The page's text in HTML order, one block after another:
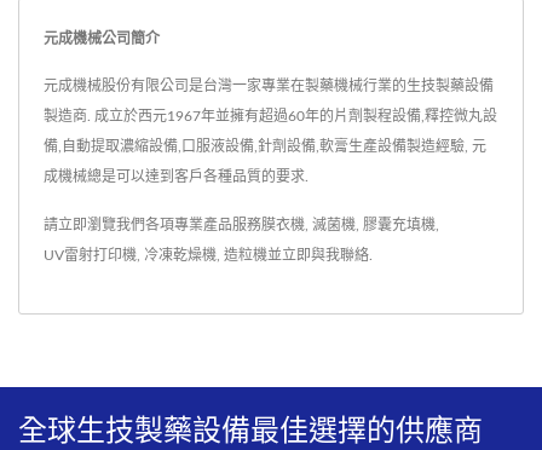
元成機械公司簡介
元成機械股份有限公司是台灣一家專業在製藥機械行業的生技製藥設備
製造商. 成立於西元1967年並擁有超過60年的片劑製程設備,釋控微丸設
備,自動提取濃縮設備,口服液設備,針劑設備,軟膏生產設備製造經驗, 元
成機械總是可以達到客戶各種品質的要求.
請立即瀏覽我們各項專業產品服務膜衣機 滅菌機 膠囊充填機
UV雷射打印機 冷凍乾燥機 造粒機並立即與我聯絡
全球生技製藥設備最佳選擇的供應商